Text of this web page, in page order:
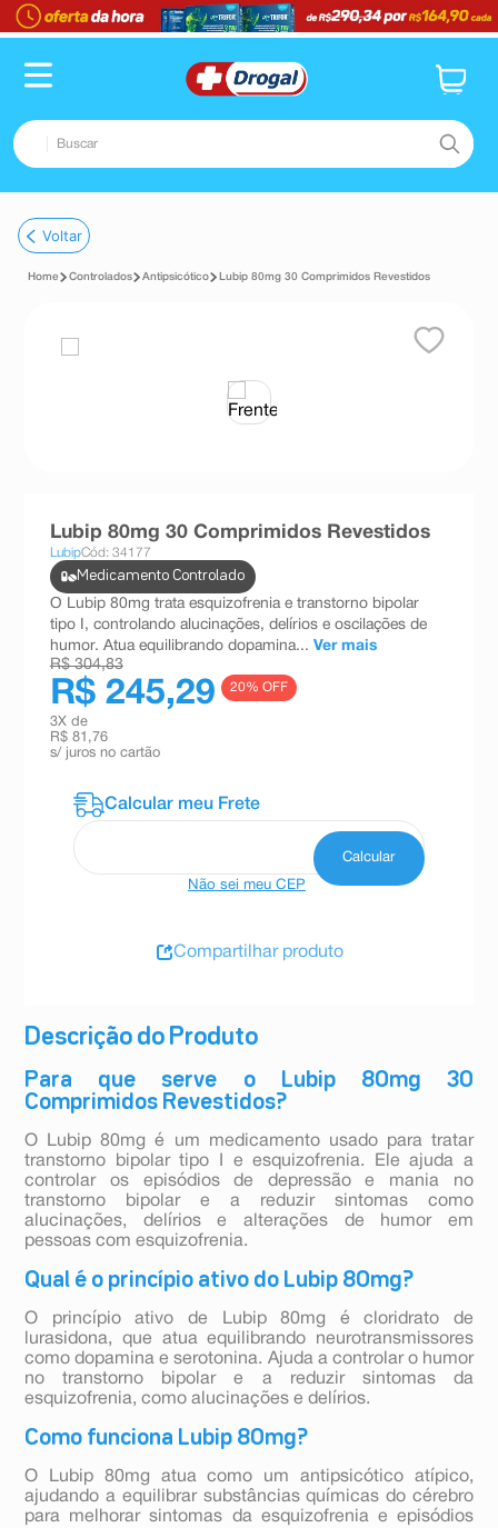
Buscar
1º fralda
dipirona
teste gravidez
absorvente
10ºshampoo
Voltar
Controlados Antipsicótico Lubip 80mg 30 Comprimidos Revestidos
Descrição do Produto
Para que serve o Lubip 80mg 30
Comprimidos Revestidos?
O Lubip 80mg é um medicamento usado para tratar
transtorno bipolar tipo I e esquizofrenia. Ele ajuda a
controlar os episódios de depressão e mania no
transtorno bipolar e a reduzir sintomas como
alucinações, delírios e alterações de humor em
pessoas com esquizofrenia.
Qual é o princípio ativo do Lubip 80mg?
O princípio ativo de Lubip 80mg é cloridrato de
lurasidona, que atua equilibrando neurotransmissores
como dopamina e serotonina. Ajuda a controlar o humor
no transtorno bipolar e a reduzir sintomas da
esquizofrenia, como alucinações e delírios.
Como funciona Lubip 80mg?
O Lubip 80mg atua como um antipsicótico atípico,
ajudando a equilibrar substâncias químicas do cérebro
para melhorar sintomas da esquizofrenia e episódios
Lubip 80mg 30 Comprimidos Revestidos
LubipCód: 34177
Medicamento Controlado
O Lubip 80mg trata esquizofrenia e transtorno bipolar
tipo I, controlando alucinações, delírios e oscilações de
humor. Atua equilibrando dopamina... Ver mais
R$ 304,83
R$ 245,29 20% OFF
3X de
R$ 81,76
s/ juros no cartão
Não sei meu CEP
Compartilhar produto